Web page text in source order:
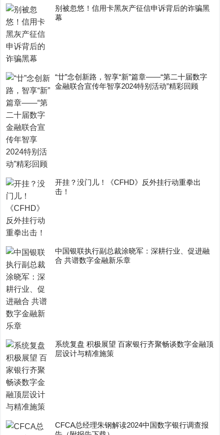
别被忽悠！信用卡黑灰产征信申诉背后的诈骗黑
幕
“廿”念创新路，智享“新”篇章——“第二十届数字
金融联合宣传年智享2024特别活动”精彩回顾
开挂？没门儿！《CFHD》反外挂行动重拳出
击！
中国银联执行副总裁涂晓军：深耕行业、促进融
合 共谱数字金融新乐章
系统复盘 积极展望 百家银行齐聚畅谈数字金融顶
层设计与精准施策
CFCA总经理朱钢解读2024中国数字银行调查报